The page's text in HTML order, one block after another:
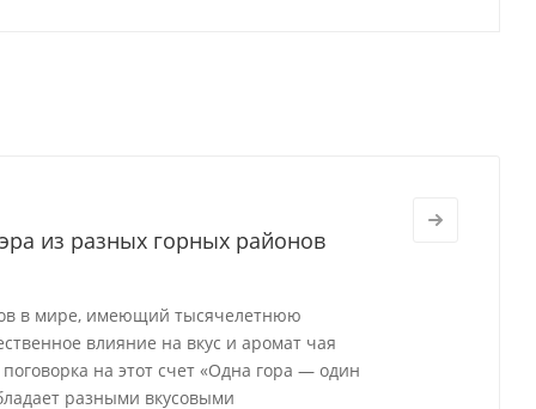
из разных горных районов
в мире, имеющий тысячелетнюю
влияние на вкус и аромат чая
на этот счет «Одна гора — один
разными вкусовыми